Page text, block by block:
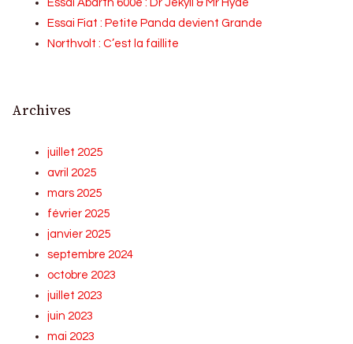
Essai Abarth 600e : Dr Jekyll & Mr Hyde
Essai Fiat : Petite Panda devient Grande
Northvolt : C’est la faillite
Archives
juillet 2025
avril 2025
mars 2025
février 2025
janvier 2025
septembre 2024
octobre 2023
juillet 2023
juin 2023
mai 2023